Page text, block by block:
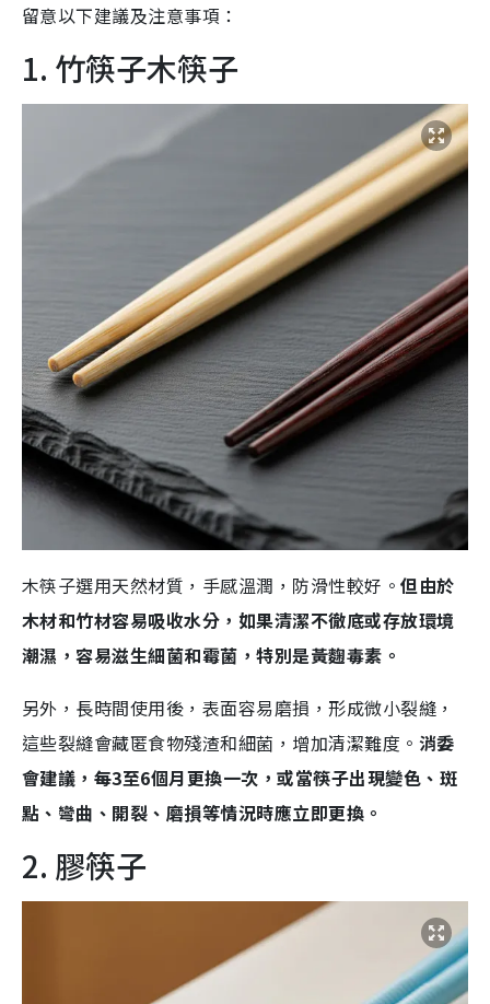
留意以下建議及注意事項：
1. 竹筷子木筷子
木筷子選用天然材質，手感溫潤，防滑性較好。但由於
木材和竹材容易吸收水分，如果清潔不徹底或存放環境
潮濕，容易滋生細菌和霉菌，特別是黃麴毒素。
另外，長時間使用後，表面容易磨損，形成微小裂縫，
這些裂縫會藏匿食物殘渣和細菌，增加清潔難度。 消委
會建議，每3至6個月更換一次，或當筷子出現變色、斑
點、彎曲、開裂、磨損等情況時應立即更換。
2. 膠筷子